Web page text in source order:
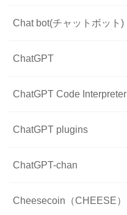
Chat bot(チャットボット)
ChatGPT
ChatGPT Code Interpreter
ChatGPT plugins
ChatGPT-chan
Cheesecoin（CHEESE）